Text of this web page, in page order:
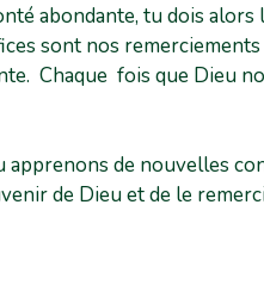
abondante, tu dois
sont nos
Chaque fois que Dieu
de nouvelles
de Dieu et de le